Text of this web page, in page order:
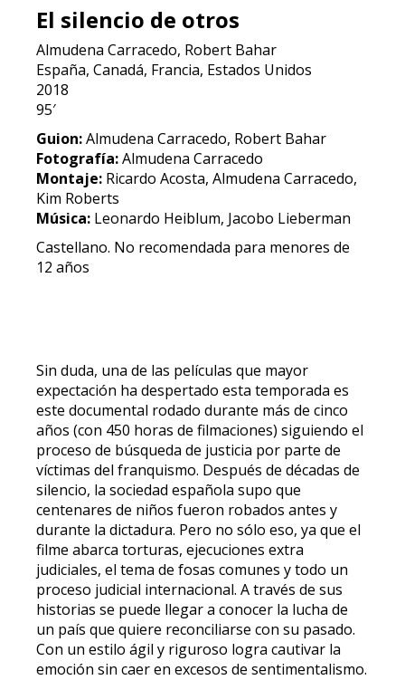
El silencio de otros
Almudena Carracedo, Robert Bahar
España, Canadá, Francia, Estados Unidos
2018
95′
Guion:Almudena Carracedo, Robert Bahar
Fotografía:Almudena Carracedo
Montaje: Ricardo Acosta, Almudena Carracedo,
Kim Roberts
Música: Leonardo Heiblum, Jacobo Lieberman
Castellano. No recomendada para menores de
12 años
Sin duda, una de las películas que mayor
expectación ha despertado esta temporada es
este documental rodado durante más de cinco
años (con 450 horas de filmaciones) siguiendo el
proceso de búsqueda de justicia por parte de
víctimas del franquismo. Después de décadas de
silencio, la sociedad española supo que
centenares de niños fueron robados antes y
durante la dictadura. Pero no sólo eso, ya que el
filme abarca torturas, ejecuciones extra
judiciales, el tema de fosas comunes y todo un
proceso judicial internacional. A través de sus
historias se puede llegar a conocer la lucha de
un país que quiere reconciliarse con su pasado.
Con un estilo ágil y riguroso logra cautivar la
emoción sin caer en excesos de sentimentalismo.